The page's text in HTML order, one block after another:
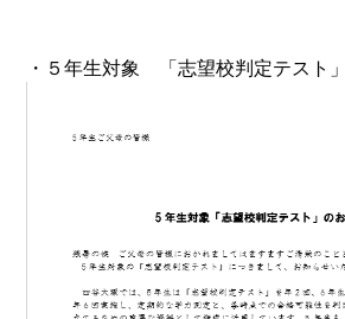
・５年生対象 「志望校判定テスト